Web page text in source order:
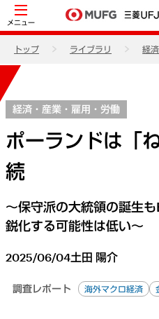
メニュー
トップ ライブラリ 経
経済・産業・雇用・労働
ポーランドは「
続
～保守派の大統領の誕生
鋭化する可能性は低い～
2025/06/04土田 陽介
調査レポート 海外マクロ経済